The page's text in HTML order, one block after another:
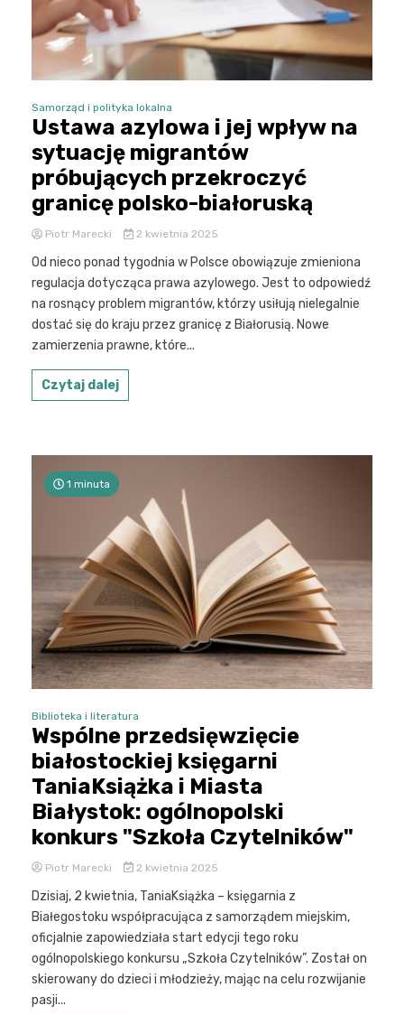
Samorząd i polityka lokalna
Ustawa azylowa i jej wpływ na
sytuację migrantów
próbujących przekroczyć
granicę polsko-białoruską
Piotr Marecki 2 kwietnia 2025
Od nieco ponad tygodnia w Polsce obowiązuje zmieniona
regulacja dotycząca prawa azylowego. Jest to odpowiedź
na rosnący problem migrantów, którzy usiłują nielegalnie
dostać się do kraju przez granicę z Białorusią. Nowe
zamierzenia prawne, które...
Czytaj dalej
1 minuta
Biblioteka i literatura
Wspólne przedsięwzięcie
białostockiej księgarni
TaniaKsiążka i Miasta
Białystok: ogólnopolski
konkurs "Szkoła Czytelników"
Piotr Marecki 2 kwietnia 2025
Dzisiaj, 2 kwietnia, TaniaKsiążka – księgarnia z
Białegostoku współpracująca z samorządem miejskim,
oficjalnie zapowiedziała start edycji tego roku
ogólnopolskiego konkursu „Szkoła Czytelników”. Został on
skierowany do dzieci i młodzieży, mając na celu rozwijanie
pasji...